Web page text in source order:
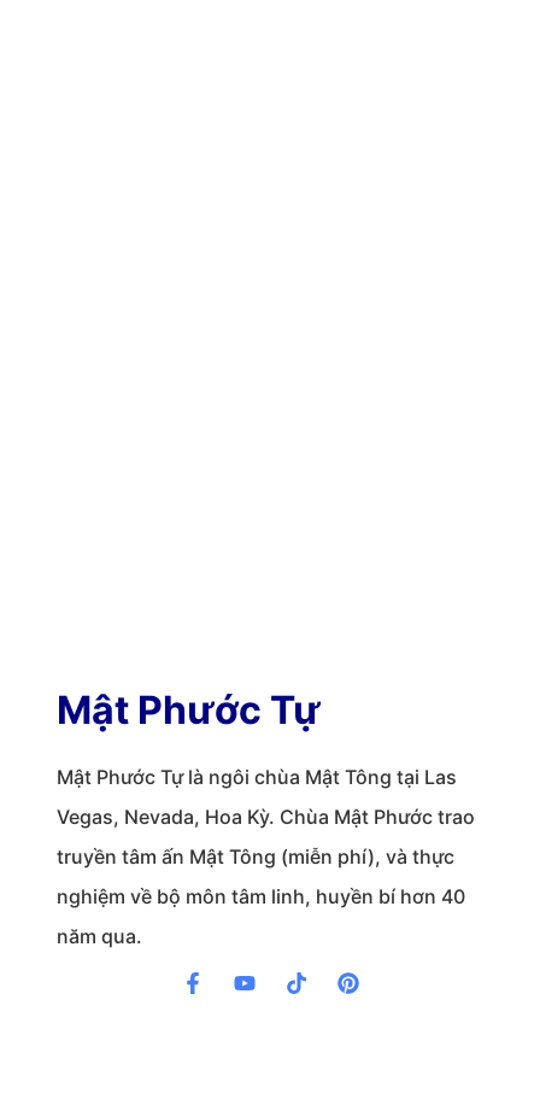
Mật Phước Tự
Mật Phước Tự là ngôi chùa Mật Tông tại Las
Vegas, Nevada, Hoa Kỳ. Chùa Mật Phước trao
truyền tâm ấn Mật Tông (miễn phí), và thực
nghiệm về bộ môn tâm linh, huyền bí hơn 40
năm qua.